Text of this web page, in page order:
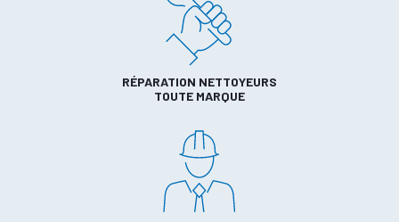
RÉPARATION NETTOYEURS
TOUTE MARQUE